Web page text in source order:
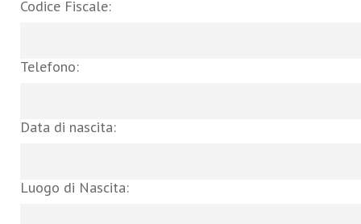
Codice Fiscale:
Telefono:
Data di nascita:
Luogo di Nascita: